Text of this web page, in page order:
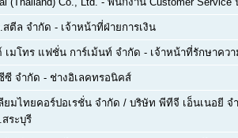
สตีล จำกัด - เจ้าหน้าที่ฝ่ายการเงิน
เมโทร แฟชั่น การ์เม้นท์ จำกัด - เจ้าหน้าที่รักษาคว
ซี จำกัด - ช่างอิเลคทรอนิคส์
ยมไทยคอร์ปอเรชั่น จำกัด / บริษัท พีทีจี เอ็นเนอยี จ
ระบุรี